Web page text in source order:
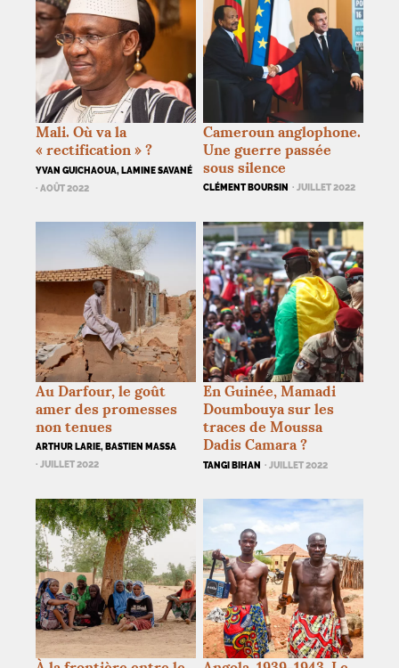
Mali. Où va la
« rectification » ?
YVAN GUICHAOUA, LAMINE SAVANÉ
· AOÛT 2022
Cameroun anglophone.
Une guerre passée
sous silence
CLÉMENT BOURSIN · JUILLET 2022
Au Darfour, le goût
amer des promesses
non tenues
ARTHUR LARIE, BASTIEN MASSA
· JUILLET 2022
En Guinée, Mamadi
Doumbouya sur les
traces de Moussa
Dadis Camara ?
TANGI BIHAN · JUILLET 2022